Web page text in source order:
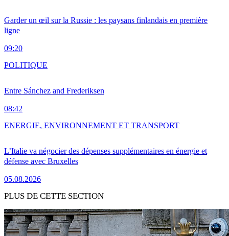
Garder un œil sur la Russie : les paysans finlandais en première
ligne
09:20
Entre Sánchez and Frederiksen
08:42
POLITIQUE
L’Italie va négocier des dépenses supplémentaires en énergie et
défense avec Bruxelles
05.08.2026
ENERGIE, ENVIRONNEMENT ET TRANSPORT
PLUS DE CETTE SECTION